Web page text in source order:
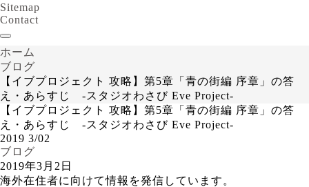
Sitemap
Contact
ホーム
ブログ
【イブプロジェクト 攻略】第5章「青の街編 序章」の答
え・あらすじ -スタジオわさび Eve Project-
【イブプロジェクト 攻略】第5章「青の街編 序章」の答
え・あらすじ -スタジオわさび Eve Project-
2019 3/02
ブログ
2019年3月2日
海外在住者に向けて情報を発信しています。